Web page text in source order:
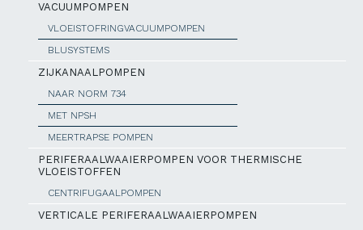
VACUUMPOMPEN
VLOEISTOFRINGVACUUMPOMPEN
BLUSYSTEMS
ZIJKANAALPOMPEN
NAAR NORM 734
MET NPSH
MEERTRAPSE POMPEN
PERIFERAALWAAIERPOMPEN VOOR THERMISCHE
VLOEISTOFFEN
CENTRIFUGAALPOMPEN
VERTICALE PERIFERAALWAAIERPOMPEN